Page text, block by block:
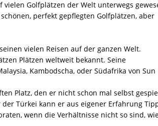
vielen Golfplätzen der Welt unterwegs
perfekt gepflegten Golfplätzen, aber
vielen Reisen auf der ganzen Welt.
Plätzen weltweit bekannt. Seine
Kambodscha, oder Südafrika von Sun
Platz, den er nicht schon mal selbst
Türkei kann er aus eigener Erfahrung
wenn die Verhältnisse nicht so sind,